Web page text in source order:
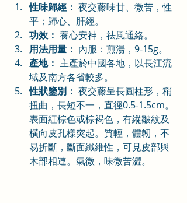
性味歸經： 夜交藤味甘、微苦，性
平；歸心、肝經。
功效： 養心安神，祛風通絡。
用法用量： 內服：煎湯，9-15g。
產地： 主產於中國各地，以長江流
域及南方各省較多。
性狀鑒別： 夜交藤呈長圓柱形，稍
扭曲，長短不一，直徑0.5-1.5cm。
表面紅棕色或棕褐色，有縱皺紋及
橫向皮孔樣突起。質輕，體韌，不
易折斷，斷面纖維性，可見皮部與
木部相連。氣微，味微苦澀。